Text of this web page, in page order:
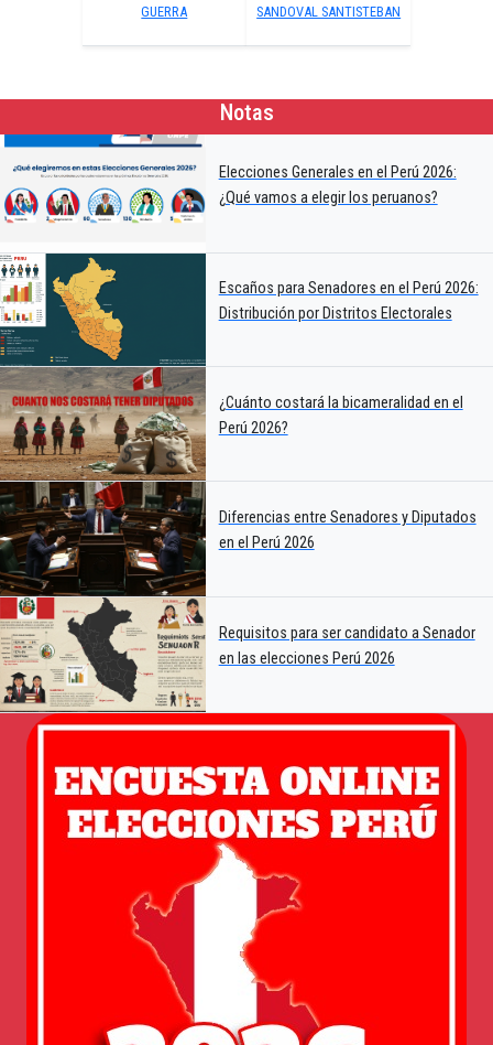
GUERRA
SANDOVAL SANTISTEBAN
Notas
Elecciones Generales en el Perú 2026:
¿Qué vamos a elegir los peruanos?
Escaños para Senadores en el Perú 2026:
Distribución por Distritos Electorales
¿Cuánto costará la bicameralidad en el
Perú 2026?
Diferencias entre Senadores y Diputados
en el Perú 2026
Requisitos para ser candidato a Senador
en las elecciones Perú 2026